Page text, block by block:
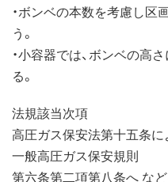
・ボンベの本数を考慮し
う。
・小容器では、ボンベの高
る。
法規該当次項
高圧ガス保安法第十五条
一般高圧ガス保安規則
第六条第二項第八条へ な